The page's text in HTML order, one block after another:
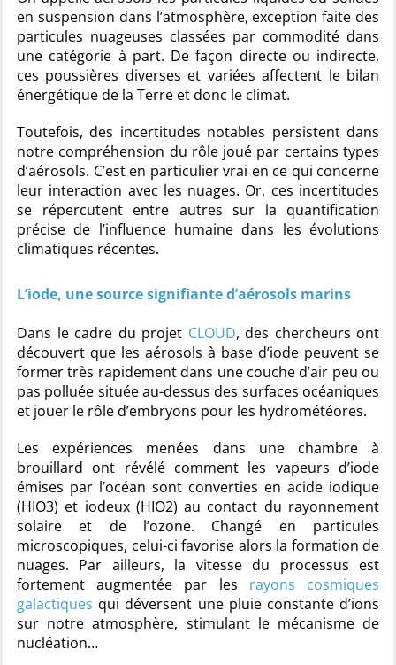
en suspension dans l’atmosphère, exception faite des
particules nuageuses classées par commodité dans
une catégorie à part. De façon directe ou indirecte,
ces poussières diverses et variées affectent le bilan
énergétique de la Terre et donc le climat.
Toutefois, des incertitudes notables persistent dans
notre compréhension du rôle joué par certains types
d’aérosols. C’est en particulier vrai en ce qui concerne
leur interaction avec les nuages. Or, ces incertitudes
se répercutent entre autres sur la quantification
précise de l’influence humaine dans les évolutions
climatiques récentes.
L’iode, une source signifiante d’aérosols marins
Dans le cadre du projet CLOUD, des chercheurs ont
découvert que les aérosols à base d’iode peuvent se
former très rapidement dans une couche d’air peu ou
pas polluée située au-dessus des surfaces océaniques
et jouer le rôle d’embryons pour les hydrométéores.
Les expériences menées dans une chambre à
brouillard ont révélé comment les vapeurs d’iode
émises par l’océan sont converties en acide iodique
(HIO3) et iodeux (HIO2) au contact du rayonnement
solaire et de l’ozone. Changé en particules
microscopiques, celui-ci favorise alors la formation de
nuages. Par ailleurs, la vitesse du processus est
fortement augmentée par les rayons cosmiques
galactiques qui déversent une pluie constante d’ions
sur notre atmosphère, stimulant le mécanisme de
nucléation…